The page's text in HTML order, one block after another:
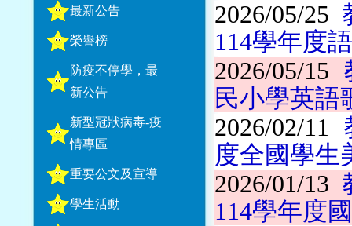
最新公告
榮譽榜
防疫不停學，最
新公告
新型冠狀病毒-疫
情專區
重要公文及宣導
學生活動
2026/05/25
114學年度
2026/05/15
民小學英語
2026/02/11
度全國學生
2026/01/13
114學年度